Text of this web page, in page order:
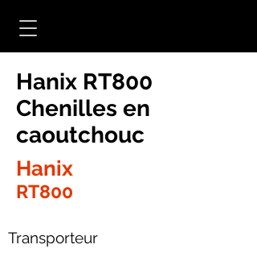
Hanix RT800
Chenilles en
caoutchouc
Hanix
RT800
Transporteur